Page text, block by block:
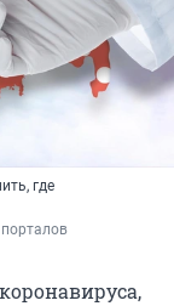
где